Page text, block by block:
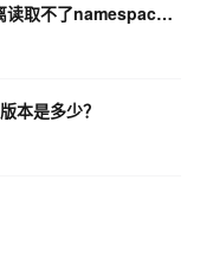
springcloud版本2023集成nacos环境隔离读取不了namespace怎么解决？
是多少？